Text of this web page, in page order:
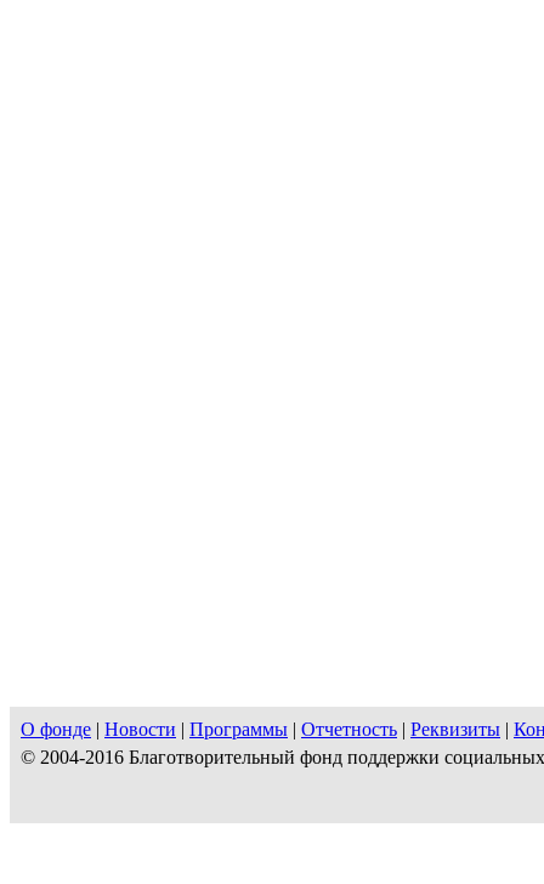
О фонде | Новости | Программы | Отчетность | Реквизиты |
© 2004-2016 Благотворительный фонд поддержки